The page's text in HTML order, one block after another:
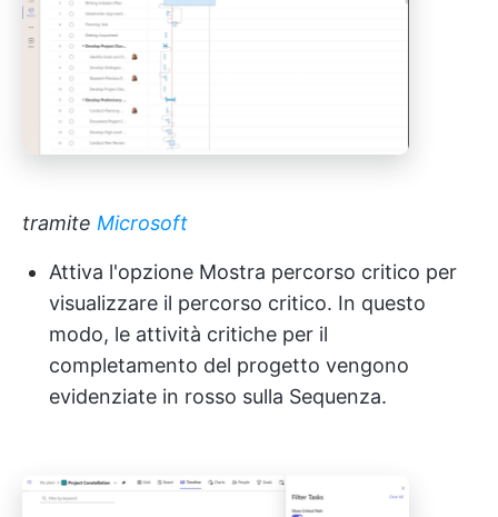
tramite Microsoft
Attiva l'opzione Mostra percorso critico per
visualizzare il percorso critico. In questo
modo, le attività critiche per il
completamento del progetto vengono
evidenziate in rosso sulla Sequenza.